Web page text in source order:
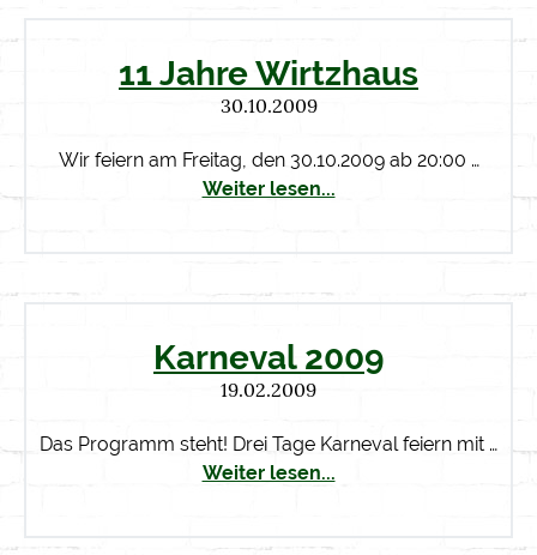
11 Jahre Wirtzhaus
30.10.2009
Wir feiern am Freitag, den 30.10.2009 ab 20:00 …
Weiter lesen...
Karneval 2009
19.02.2009
Das Programm steht! Drei Tage Karneval feiern mit …
Weiter lesen...